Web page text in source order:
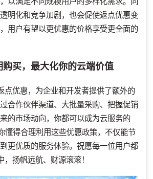
明化和竞争加剧，也会促使返点优惠变
用户有望以更优惠的价格享受更全面的
购买，最大化你的云端价值
点优惠，为企业和开发者提供了额外的
合作伙伴渠道、大批量采购、把握促销
的市场动向，你都可以成为云服务的
懂得合理利用这些优惠政策，不仅能节
更优质的服务体验。祝愿每一位用户都
，扬帆远航、财源滚滚！